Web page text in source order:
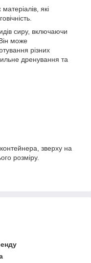
які
сиру, включаючи
може
різних
дренування та
зверху на
розміру.